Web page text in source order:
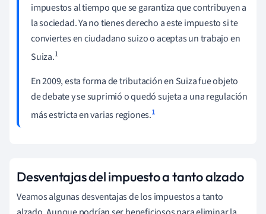
impuestos al tiempo que se garantiza que contribuyen a
la sociedad. Ya no tienes derecho a este impuesto si te
conviertes en ciudadano suizo o aceptas un trabajo en
Suiza.1
En 2009, esta forma de tributación en Suiza fue objeto
de debate y se suprimió o quedó sujeta a una regulación
más estricta en varias regiones.1
Desventajas del impuesto a tanto alzado
Veamos algunas desventajas de los impuestos a tanto